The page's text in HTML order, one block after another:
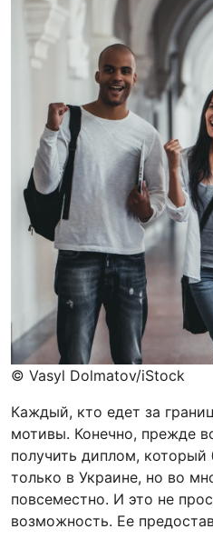
© Vasyl Dolmatov/iStock
Каждый, кто едет за
мотивы. Конечно, прежде
получить диплом, который
только в Украине, но во
повсеместно. И это не
возможность. Ее